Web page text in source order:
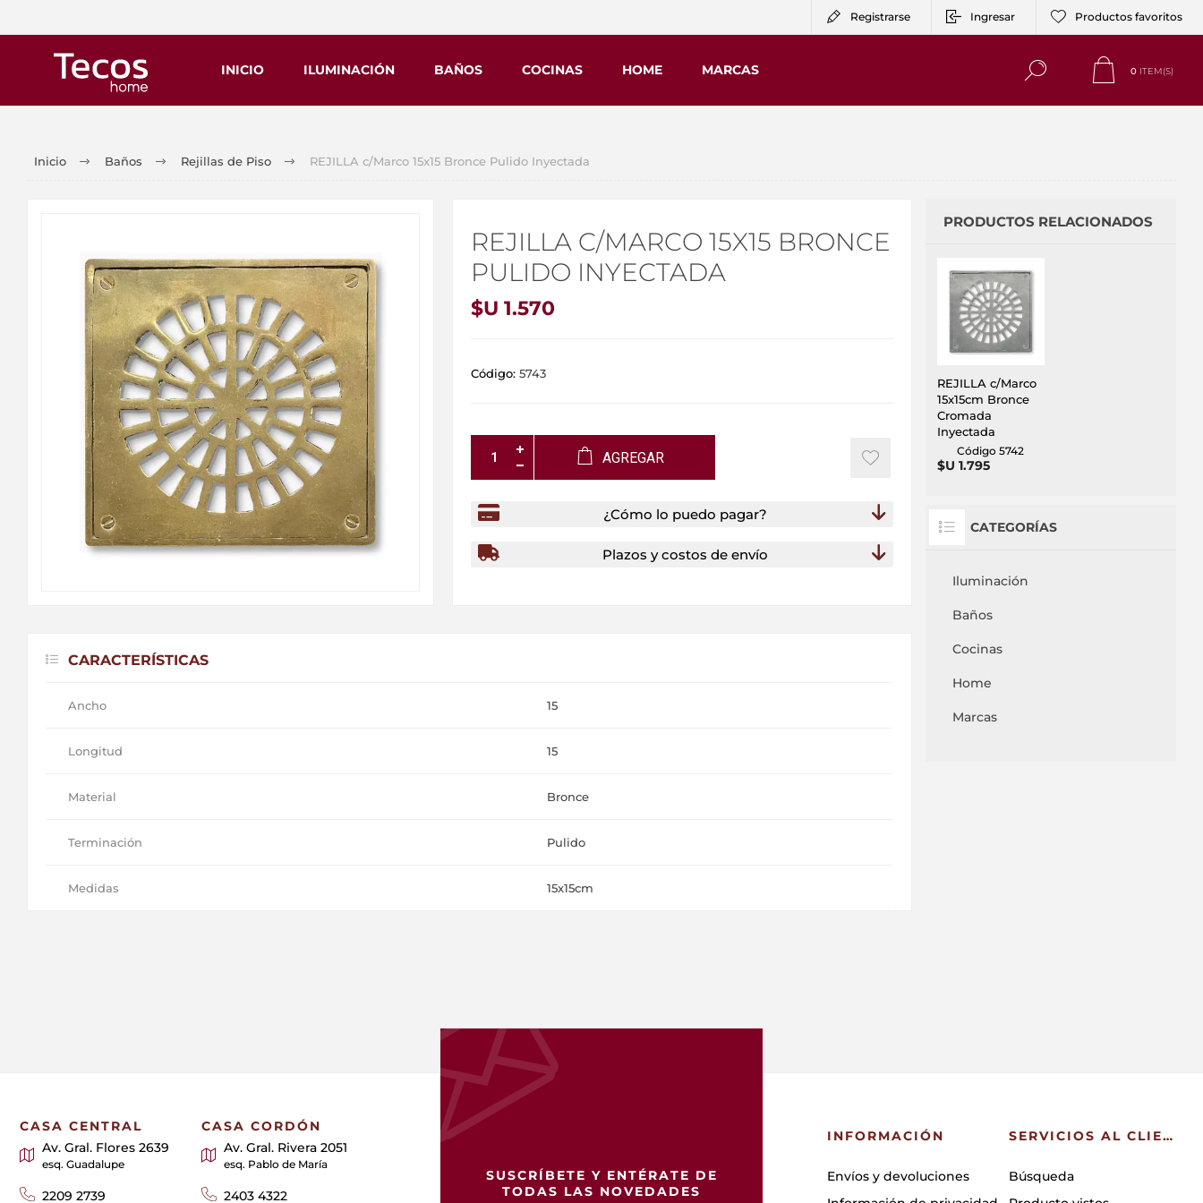
Registrarse Ingresar Productos favoritos
INICIO ILUMINACIÓN BAÑOS COCINAS HOME MARCAS 0 ITEM(S)
Inicio Baños Rejillas de Piso REJILLA c/Marco 15x15 Bronce Pulido Inyectada
REJILLA C/MARCO 15X15 BRONCE
PULIDO INYECTADA
$U 1.570
Código: 5743
AGREGAR
¿Cómo lo puedo pagar?
Plazos y costos de envío
CARACTERÍSTICAS
Ancho 15
Longitud 15
Material Bronce
Terminación Pulido
Medidas 15x15cm
PRODUCTOS RELACIONADOS
REJILLA c/Marco
15x15cm Bronce
Cromada
Inyectada
Código 5742
$U 1.795
CATEGORÍAS
Iluminación
Baños
Cocinas
Home
Marcas
SUSCRÍBETE Y ENTÉRATE DE
TODAS LAS NOVEDADES
CASA CENTRAL
Av. Gral. Flores 2639
esq. Guadalupe
2209 2739
CASA CORDÓN
Av. Gral. Rivera 2051
esq. Pablo de María
2403 4322
INFORMACIÓN
Envíos y devoluciones
SERVICIOS AL CLIENTE
Búsqueda